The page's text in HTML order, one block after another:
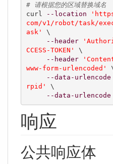
# 请根据您的区域替换域名
curl
--location
com/v1/robot/task/
ask'
\
--header
CCESS-TOKEN'
\
--header
www-form-urlencoded'
--data-urlencode
rpid'
\
--data-urlencode
响应
公共响应体